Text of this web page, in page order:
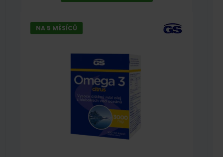
NA 5 MĚSÍCŮ